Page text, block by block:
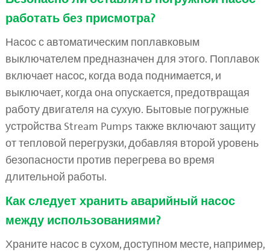
работать без присмотра?
Насос с автоматическим поплавковым
выключателем предназначен для этого. Поплавок
включает насос, когда вода поднимается, и
выключает, когда она опускается, предотвращая
работу двигателя на сухую. Бытовые погружные
устройства Stream Pumps также включают защиту
от тепловой перегрузки, добавляя второй уровень
безопасности против перегрева во время
длительной работы.
Как следует хранить аварийный насос
между использованиями?
Храните насос в сухом, доступном месте, например,